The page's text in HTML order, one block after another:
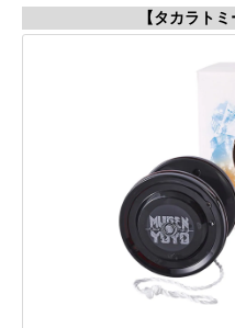
【タカラト